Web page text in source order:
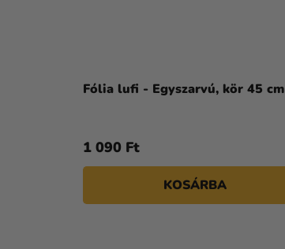
Fólia lufi - Egyszarvú, kör 45 cm
1 090 Ft
KOSÁRBA